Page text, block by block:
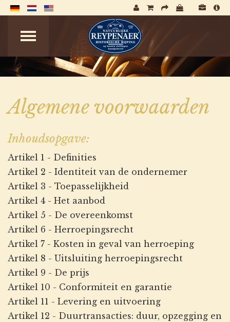
Algemene voorwaarden
Inhoudsopgave:
Artikel 1 - Definities
Artikel 2 - Identiteit van de ondernemer
Artikel 3 - Toepasselijkheid
Artikel 4 - Het aanbod
Artikel 5 - De overeenkomst
Artikel 6 - Herroepingsrecht
Artikel 7 - Kosten in geval van herroeping
Artikel 8 - Uitsluiting herroepingsrecht
Artikel 9 - De prijs
Artikel 10 - Conformiteit en garantie
Artikel 11 - Levering en uitvoering
Artikel 12 - Duurtransacties: duur, opzegging en